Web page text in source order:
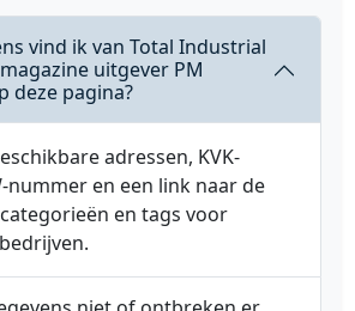
vind ik van Total Industrial
uitgever PM
deze pagina?
adressen, KVK-
nummer en een link naar de
en tags voor